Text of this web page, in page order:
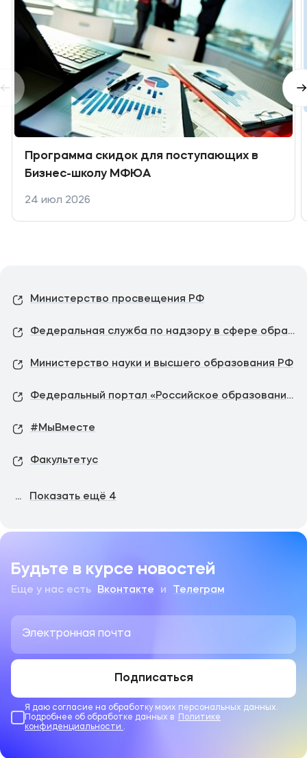
Программа скидок для поступающих в
Бизнес-школу МФЮА
24 июл 2026
Министерство просвещения РФ
Федеральная служба по надзору в сфере образования и науки
Министерство науки и высшего образования РФ
Федеральный портал «Российское образование»
#МыВместе
Факультетус
... Показать ещё 4
Будьте в курсе новостей
Еще у нас есть Вконтакте и Телеграм
Подписаться
Я даю согласие на обработку моих персональных данных.
Подробнее об обработке данных в
Политике
конфиденциальности .